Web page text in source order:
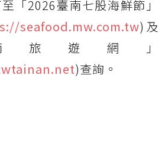
「2026臺南七股海鮮節」
seafood.mw.com.tw)及
旅遊網」
)查詢。